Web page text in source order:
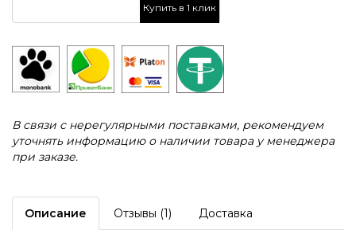
Купить в 1 клик
В связи с нерегулярными поставками, рекомендуем
уточнять информацию о наличии товара у менеджера
при заказе.
Описание Отзывы (1) Доставка